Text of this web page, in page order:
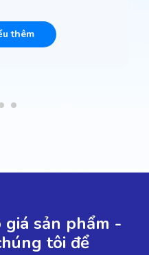
thêm
giá sản phẩm -
tôi để